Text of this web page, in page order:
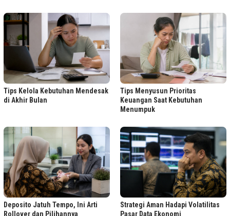
Tips Kelola Kebutuhan Mendesak
di Akhir Bulan
Tips Menyusun Prioritas
Keuangan Saat Kebutuhan
Menumpuk
Deposito Jatuh Tempo, Ini Arti
Rollover dan Pilihannya
Strategi Aman Hadapi Volatilitas
Pasar Data Ekonomi